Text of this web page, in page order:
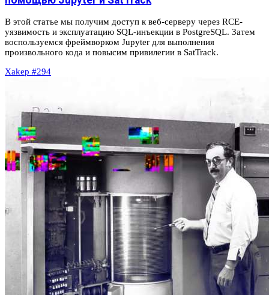
В этой статье мы получим доступ к веб‑серверу через RCE-
уязвимость и эксплуатацию SQL-инъекции в PostgreSQL. Затем
воспользуемся фреймворком Jupyter для выполнения
произвольного кода и повысим привилегии в SatTrack.
Xakep #294